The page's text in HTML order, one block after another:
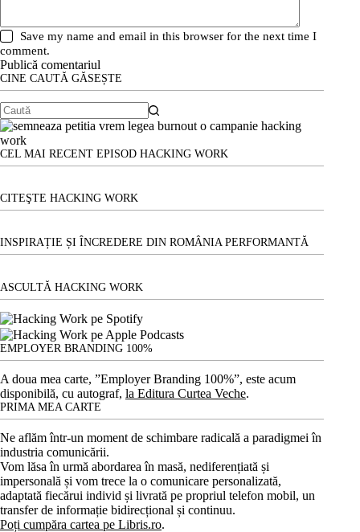
Save my name and email in this browser for the next time I
comment.
Publică comentariul
CINE CAUTĂ GĂSEȘTE
Niciun
rezultat
CEL MAI RECENT EPISOD HACKING WORK
CITEŞTE HACKING WORK
INSPIRAȚIE ȘI ÎNCREDERE DIN ROMÂNIA PERFORMANTĂ
ASCULTĂ HACKING WORK
EMPLOYER BRANDING 100%
A doua mea carte, ”Employer Branding 100%”, este acum
disponibilă, cu autograf, la Editura Curtea Veche.
PRIMA MEA CARTE
Ne aflăm într-un moment de schimbare radicală a paradigmei în
industria comunicării.
Vom lăsa în urmă abordarea în masă, nediferențiată și
impersonală și vom trece la o comunicare personalizată,
adaptată fiecărui individ și livrată pe propriul telefon mobil, un
transfer de informație bidirecțional și continuu.
Poți cumpăra cartea pe Libris.ro.